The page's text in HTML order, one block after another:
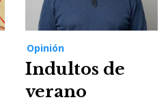
Opinión
Indultos de
verano